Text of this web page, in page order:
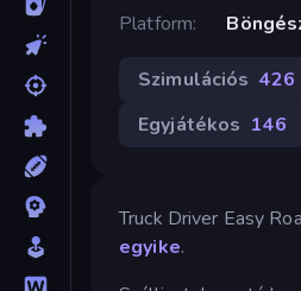
Platform
Szimulációs 426
Egyjátékos 146
Truck Driver Easy
egyike.